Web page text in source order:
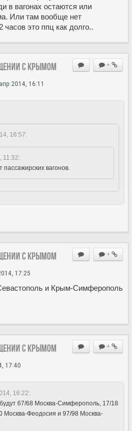
в вагонах остаются или
Или там вообще нет
часов это ппц как долго..
+
с Крымом
2014, 16:11
16:57:
11:32:
вагонов.
+
с Крымом
17:25
и Крым-Симферополь
+
с Крымом
17:40
16:22:
67/68 Москва-Симферополь, 17/18
Москва-Феодосия и 97/98 Москва-